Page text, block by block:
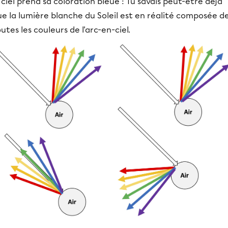
la lumière blanche du Soleil est en réalité composée
les couleurs de l'arc-en-ciel.